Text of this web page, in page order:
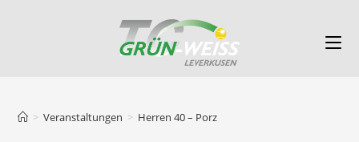
> Veranstaltungen > Herren 40 – Porz